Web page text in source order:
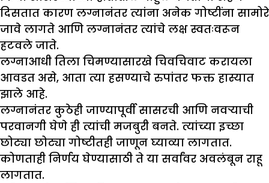
दिसतात कारण लग्नानंतर त्यांना अनेक गोष्टींना सामोरे
जावे लागते आणि लग्नानंतर त्यांचे लक्ष स्वतःवरून
हटवले जाते.
लग्नाआधी तिला चिमण्यासारखे चिवचिवाट करायला
आवडत असे, आता त्या हसण्याचे रुपांतर फक्त हास्यात
झाले आहे.
लग्नानंतर कुठेही जाण्यापूर्वी सासरची आणि नवऱ्याची
परवानगी घेणे ही त्यांची मजबुरी बनते. त्यांच्या इच्छा
छोट्या छोट्या गोष्टीतही जाणून घ्याव्या लागतात.
कोणताही निर्णय घेण्यासाठी ते या सर्वांवर अवलंबून राहू
लागतात.